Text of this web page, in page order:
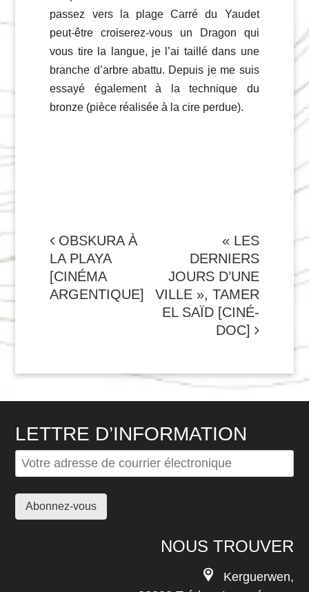
passez vers la plage Carré du Yaudet
peut-être croiserez-vous un Dragon qui
vous tire la langue, je l’ai taillé dans une
branche d’arbre abattu. Depuis je me suis
essayé également à la technique du
bronze (pièce réalisée à la cire perdue).
NAVIGATION
DE
L'ARTICLE
OBSKURA À
LA PLAYA
[CINÉMA
ARGENTIQUE]
« LES
DERNIERS
JOURS D’UNE
VILLE », TAMER
EL SAÏD [CINÉ-
DOC]
LETTRE D’INFORMATION
NOUS TROUVER
Kerguerwen,